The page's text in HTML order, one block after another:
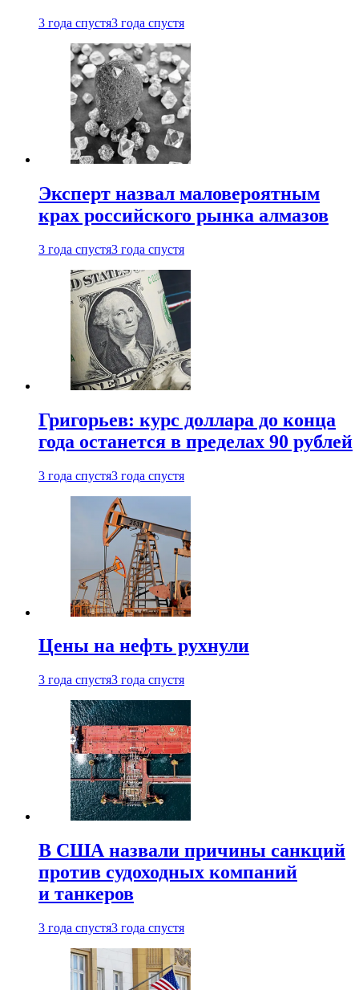
3 года спустя3 года спустя
Эксперт назвал маловероятным
крах российского рынка алмазов
3 года спустя3 года спустя
Григорьев: курс доллара до конца
года останется в пределах 90 рублей
3 года спустя3 года спустя
Цены на нефть рухнули
3 года спустя3 года спустя
В США назвали причины санкций
против судоходных компаний
и танкеров
3 года спустя3 года спустя